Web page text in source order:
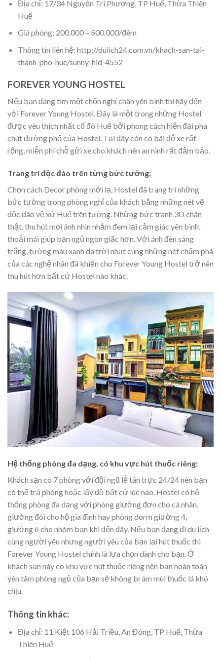
Địa chỉ: 17/34 Nguyễn Tri Phương, TP Huế, Thừa Thiên
Huế
Giá phòng: 200.000 – 500.000/đêm
Thông tin liên hệ: http://dulich24.com.vn/khach-san-tai-
thanh-pho-hue/sunny-hid-4552
FOREVER YOUNG HOSTEL
Nếu bạn đang tìm một chốn nghỉ chân yên bình thì hãy đến
với Forever Young Hostel. Đây là một trong những Hostel
được yêu thích nhất cố đô Huế bởi phong cách hiện đại pha
chút đường phố của Hostel. Tại đây còn có bãi đỗ xe rất
rộng, miễn phí chỗ gửi xe cho khách nên an ninh rất đảm bảo.
Trang trí độc đáo trên từng bức tường:
Chọn cách Decor phòng mới lạ, Hostel đã trang trí những
bức tường trong phòng nghỉ của khách bằng những nét vẽ
độc đáo về xứ Huế trên tường. Những bức tranh 3D chân
thật, thu hút mọi ánh nhìn nhằm đem lại cảm giác yên bình,
thoải mái giúp bạn ngủ ngon giấc hơn. Với ánh đèn sáng
trắng, tường màu xanh da trời nhạt cùng những nét chấm phá
của các nghệ nhân đã khiến cho Forever Young Hostel trở nên
thu hút hơn bất cứ Hostel nào khác.
Hệ thống phòng đa dạng, có khu vực hút thuốc riêng:
Khách sạn có 7 phòng với đội ngũ lễ tân trực 24/24 nên bạn
có thể trả phòng hoặc lấy đồ bất cứ lúc nào. Hostel có hệ
thống phòng đa dạng với phòng giường đơn cho cá nhân,
giường đôi cho hộ gia đình hay phòng dorm giường 4,
giường 6 cho nhóm bạn khi đến đây. Nếu bạn đang đi du lịch
cùng người yêu nhưng người yêu của bạn lại hút thuốc thì
Forever Young Hostel chính là lựa chọn dành cho bạn. Ở
khách sạn này có khu vực hút thuốc riêng nên bạn hoàn toàn
yên tâm phòng ngủ của bạn sẽ không bị ám mùi thuốc lá khó
chịu.
Thông tin khác:
Địa chỉ: 11 Kiệt 106 Hải Triều, An Đông, TP Huế, Thừa
Thiên Huế